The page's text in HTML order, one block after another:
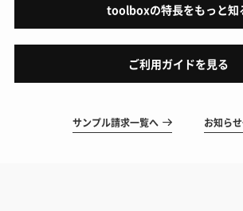
toolboxの特長をもっと知
ご利用ガイドを見る
サンプル請求一覧へ お知ら